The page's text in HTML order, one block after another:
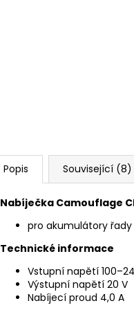
Popis Související (8)
Nabíječka Camouflage
pro akumulátory
Technické informace
Vstupní napětí
Výstupní napětí 20 V
Nabíjecí proud 4,0 A